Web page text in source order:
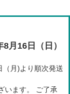
月16日（日）
月)より順次発送
います。 ご了承